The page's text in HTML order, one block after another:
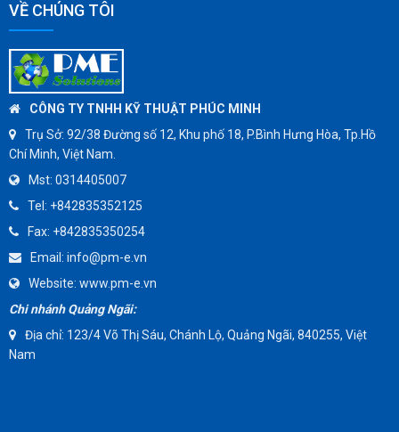
HAWKS
ZETKAMA
BZE
DYNO
WEFLO
SENSUS
TOMOE
SUNPASS
AMMETE
VỀ CHÚNG TÔI
CÔNG TY TNHH KỸ THUẬT PHÚC MINH
Trụ Sở: 92/38 Đường số 12, Khu phố 18, P.Bình Hưng Hòa, Tp.Hồ
Chí Minh, Việt Nam.
Mst: 0314405007
Tel: +842835352125
Fax: +842835350254
Email: info@pm-e.vn
Website: www.pm-e.vn
Chi nhánh Quảng Ngãi:
Địa chỉ: 123/4 Võ Thị Sáu, Chánh Lộ, Quảng Ngãi, 840255, Việt
Nam